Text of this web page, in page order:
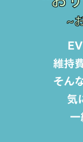
~
維持
そん
気
一